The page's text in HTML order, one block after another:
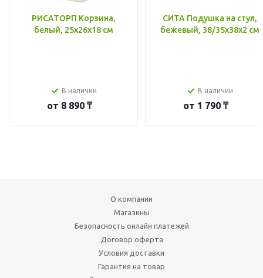
РИСАТОРП Корзина,
белый, 25x26x18 см
В наличии
от 8 890 ₸
СИТА Подушка на стул,
бежевый, 38/35x38x2 см
В наличии
от 1 790 ₸
О компании
Магазины
Безопасность онлайн платежей
Договор оферта
Условия доставки
Гарантия на товар